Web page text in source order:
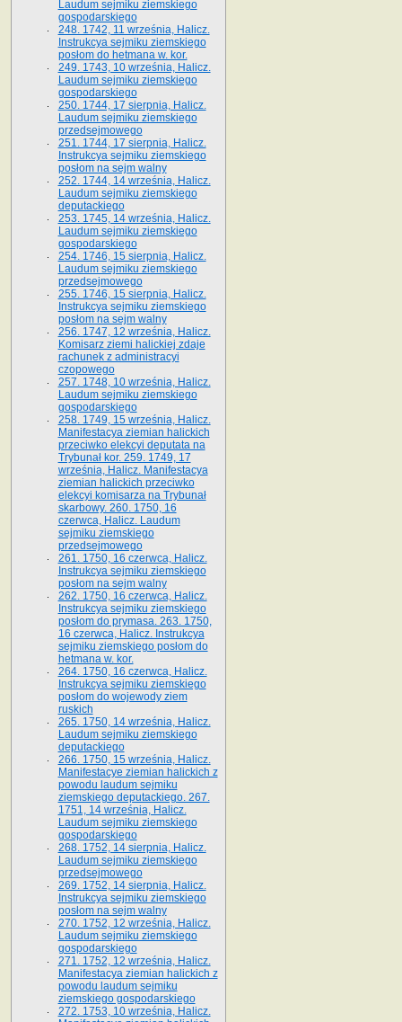
Laudum sejmiku ziemskiego
gospodarskiego
248. 1742, 11 września, Halicz.
Instrukcya sejmiku ziemskiego
posłom do hetmana w. kor.
249. 1743, 10 września, Halicz.
Laudum sejmiku ziemskiego
gospodarskiego
250. 1744, 17 sierpnia, Halicz.
Laudum sejmiku ziemskiego
przedsejmowego
251. 1744, 17 sierpnia, Halicz.
Instrukcya sejmiku ziemskiego
posłom na sejm walny
252. 1744, 14 września, Halicz.
Laudum sejmiku ziemskiego
deputackiego
253. 1745, 14 września, Halicz.
Laudum sejmiku ziemskiego
gospodarskiego
254. 1746, 15 sierpnia, Halicz.
Laudum sejmiku ziemskiego
przedsejmowego
255. 1746, 15 sierpnia, Halicz.
Instrukcya sejmiku ziemskiego
posłom na sejm walny
256. 1747, 12 września, Halicz.
Komisarz ziemi halickiej zdaje
rachunek z administracyi
czopowego
257. 1748, 10 września, Halicz.
Laudum sejmiku ziemskiego
gospodarskiego
258. 1749, 15 września, Halicz.
Manifestacya ziemian halickich
przeciwko elekcyi deputata na
Trybunał kor. 259. 1749, 17
września, Halicz. Manifestacya
ziemian halickich przeciwko
elekcyi komisarza na Trybunał
skarbowy. 260. 1750, 16
czerwca, Halicz. Laudum
sejmiku ziemskiego
przedsejmowego
261. 1750, 16 czerwca, Halicz.
Instrukcya sejmiku ziemskiego
posłom na sejm walny
262. 1750, 16 czerwca, Halicz.
Instrukcya sejmiku ziemskiego
posłom do prymasa. 263. 1750,
16 czerwca, Halicz. Instrukcya
sejmiku ziemskiego posłom do
hetmana w. kor.
264. 1750, 16 czerwca, Halicz.
Instrukcya sejmiku ziemskiego
posłom do wojewody ziem
ruskich
265. 1750, 14 września, Halicz.
Laudum sejmiku ziemskiego
deputackiego
266. 1750, 15 września, Halicz.
Manifestacye ziemian halickich z
powodu laudum sejmiku
ziemskiego deputackiego. 267.
1751, 14 września, Halicz.
Laudum sejmiku ziemskiego
gospodarskiego
268. 1752, 14 sierpnia, Halicz.
Laudum sejmiku ziemskiego
przedsejmowego
269. 1752, 14 sierpnia, Halicz.
Instrukcya sejmiku ziemskiego
posłom na sejm walny
270. 1752, 12 września, Halicz.
Laudum sejmiku ziemskiego
gospodarskiego
271. 1752, 12 września, Halicz.
Manifestacya ziemian halickich z
powodu laudum sejmiku
ziemskiego gospodarskiego
272. 1753, 10 września, Halicz.